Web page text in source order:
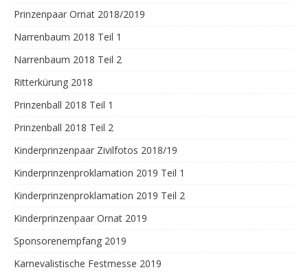
Prinzenpaar Ornat 2018/2019
Narrenbaum 2018 Teil 1
Narrenbaum 2018 Teil 2
Ritterkürung 2018
Prinzenball 2018 Teil 1
Prinzenball 2018 Teil 2
Kinderprinzenpaar Zivilfotos 2018/19
Kinderprinzenproklamation 2019 Teil 1
Kinderprinzenproklamation 2019 Teil 2
Kinderprinzenpaar Ornat 2019
Sponsorenempfang 2019
Karnevalistische Festmesse 2019